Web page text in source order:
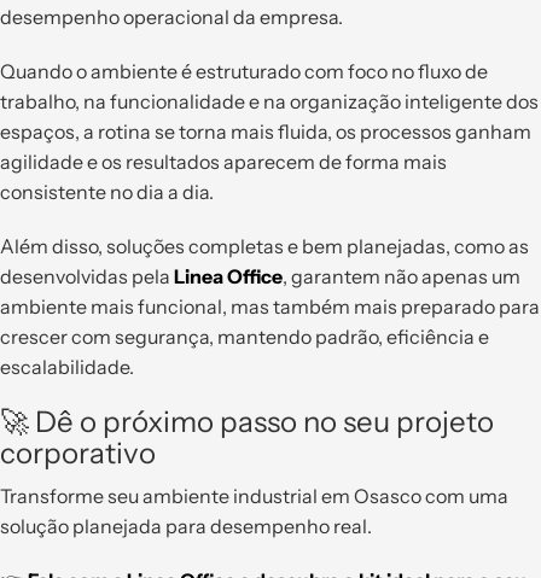
desempenho operacional da empresa.
Quando o ambiente é estruturado com foco no fluxo de
trabalho, na funcionalidade e na organização inteligente dos
espaços, a rotina se torna mais fluida, os processos ganham
agilidade e os resultados aparecem de forma mais
consistente no dia a dia.
Além disso, soluções completas e bem planejadas, como as
desenvolvidas pela Linea Office, garantem não apenas um
ambiente mais funcional, mas também mais preparado para
crescer com segurança, mantendo padrão, eficiência e
escalabilidade.
🚀 Dê o próximo passo no seu projeto
corporativo
Transforme seu ambiente industrial em Osasco com uma
solução planejada para desempenho real.